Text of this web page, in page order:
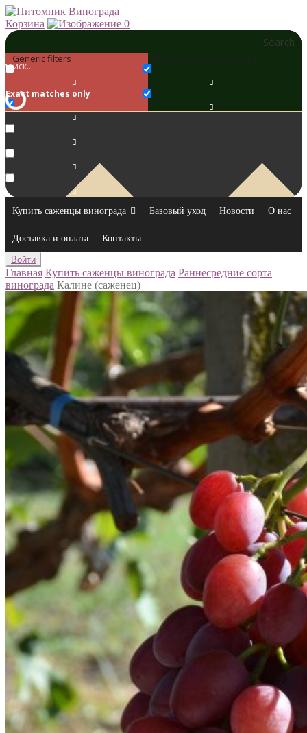
Корзина 0
Search
Generic filters
Exact matches only
Купить саженцы винограда Базовый уход Новости О нас
Доставка и оплата Контакты
Войти
Главная Купить саженцы винограда Раннесредние сорта
винограда Калине (саженец)